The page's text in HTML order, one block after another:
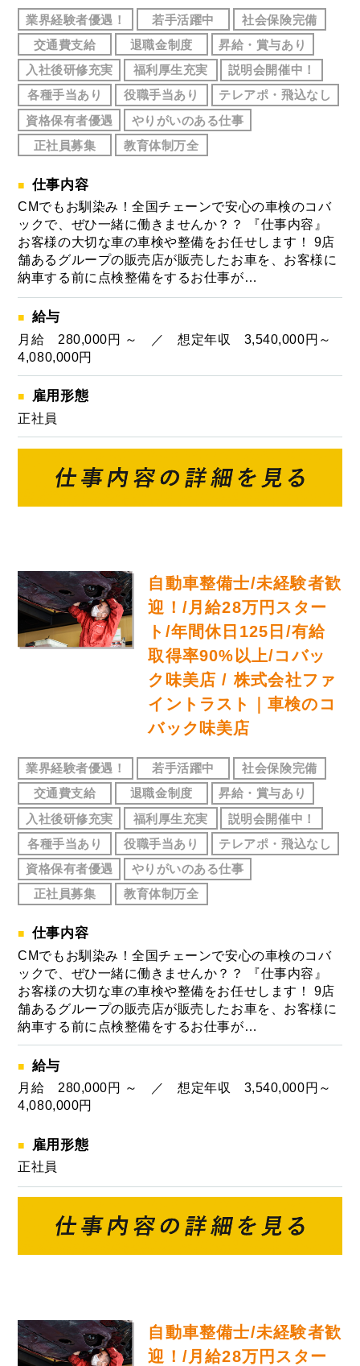
業界経験者優遇！ 若手活躍中
社会保険完備
交通費支給
退職金制度
昇給・賞与あり
入社後研修充実
福利厚生充実
説明会開催中！
各種手当あり
役職手当あり
テレアポ・飛込なし
資格保有者優遇
やりがいのある仕事
正社員募集
教育体制万全
仕事内容
CMでもお馴染み！全国チェーンで安心の車検のコバ
ックで、ぜひ一緒に働きませんか？？ 『仕事内容』
お客様の大切な車の車検や整備をお任せします！ 9店
舗あるグループの販売店が販売したお車を、お客様に
納車する前に点検整備をするお仕事が…
給与
月給 280,000円 ～ ／ 想定年収 3,540,000円～
4,080,000円
雇用形態
正社員
自動車整備士/未経験者歓
迎！/月給28万円スター
ト/年間休日125日/有給
取得率90%以上/コバッ
ク味美店 / 株式会社ファ
イントラスト｜車検のコ
バック味美店
業界経験者優遇！ 若手活躍中
社会保険完備
交通費支給
退職金制度
昇給・賞与あり
入社後研修充実
福利厚生充実
説明会開催中！
各種手当あり
役職手当あり
テレアポ・飛込なし
資格保有者優遇
やりがいのある仕事
正社員募集
教育体制万全
仕事内容
CMでもお馴染み！全国チェーンで安心の車検のコバ
ックで、ぜひ一緒に働きませんか？？ 『仕事内容』
お客様の大切な車の車検や整備をお任せします！ 9店
舗あるグループの販売店が販売したお車を、お客様に
納車する前に点検整備をするお仕事が…
給与
月給 280,000円 ～ ／ 想定年収 3,540,000円～
4,080,000円
雇用形態
正社員
自動車整備士/未経験者歓
迎！/月給28万円スター